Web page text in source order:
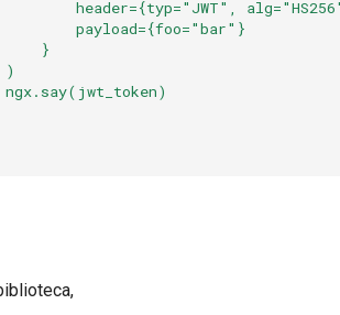
header={typ="JWT",
payload={foo="bar"}
}
)